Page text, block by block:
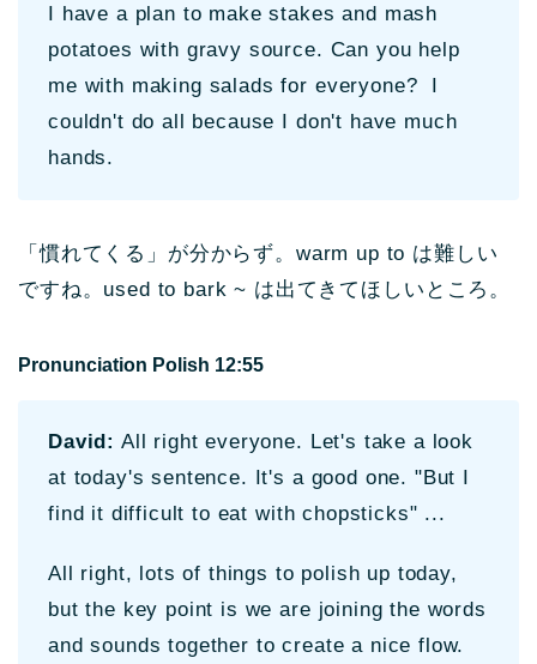
I have a plan to make stakes and mash
potatoes with gravy source. Can you help
me with making salads for everyone? I
couldn't do all because I don't have much
hands.
「慣れてくる」が分からず。warm up to は難しい
ですね。used to bark ~ は出てきてほしいところ。
Pronunciation Polish 12:55
David: All right everyone. Let's take a look
at today's sentence. It's a good one. "But I
find it difficult to eat with chopsticks" ...
All right, lots of things to polish up today,
but the key point is we are joining the words
and sounds together to create a nice flow.